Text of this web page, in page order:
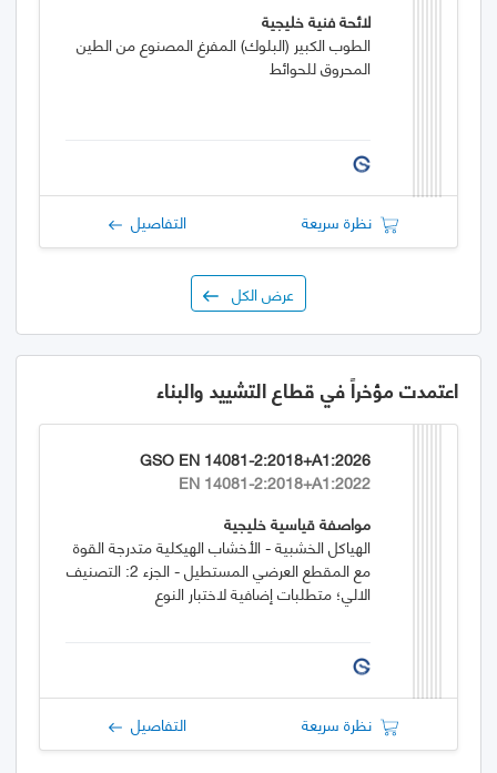
لائحة فنية خليجية
الطوب الكبير (البلوك) المفرغ المصنوع من الطين
المحروق للحوائط
نظرة سريعة التفاصيل
عرض الكل
اعتمدت مؤخراً في قطاع التشييد والبناء
GSO EN 14081-2:2018+A1:2026
EN 14081-2:2018+A1:2022
مواصفة قياسية خليجية
الهياكل الخشبية - الأخشاب الهيكلية متدرجة القوة
مع المقطع العرضي المستطيل - الجزء 2: التصنيف
الالي؛ متطلبات إضافية لاختبار النوع
نظرة سريعة التفاصيل